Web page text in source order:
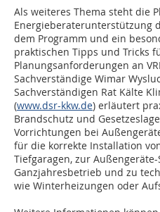
Als weiteres Thema steht die
Energieberaterunterstützung
dem Programm und ein
praktischen Tipps und Tricks
Planungsanforderungen an
Sachverständige Wimar
Sachverständigen Rat Kälte
(www.dsr-kkw.de) erläutert
Brandschutz und
Vorrichtungen bei
für die korrekte Installation
Tiefgaragen, zur
Ganzjahresbetrieb und zu
wie Winterheizungen oder